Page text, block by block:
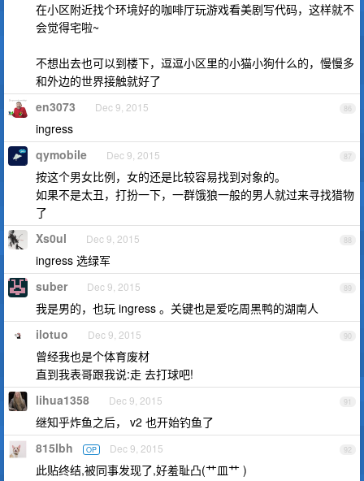
在小区附近找个环境好的咖啡厅玩游戏看美剧写代码，这样就不
会觉得宅啦~
不想出去也可以到楼下，逗逗小区里的小猫小狗什么的，慢慢多
和外边的世界接触就好了
86
en3073 Dec 9, 2015
ingress
87
qymobile Dec 9, 2015
按这个男女比例，女的还是比较容易找到对象的。
如果不是太丑，打扮一下，一群饿狼一般的男人就过来寻找猎物
了
88
Xs0ul Dec 9, 2015
ingress 选绿军
89
suber Dec 9, 2015
我是男的，也玩 ingress 。关键也是爱吃周黑鸭的湖南人
90
ilotuo Dec 9, 2015
曾经我也是个体育废材
直到我表哥跟我说:走 去打球吧!
91
lihua1358 Dec 9, 2015
继知乎炸鱼之后， v2 也开始钓鱼了
92
815lbh OP Dec 9, 2015
此贴终结,被同事发现了,好羞耻凸(艹皿艹 )